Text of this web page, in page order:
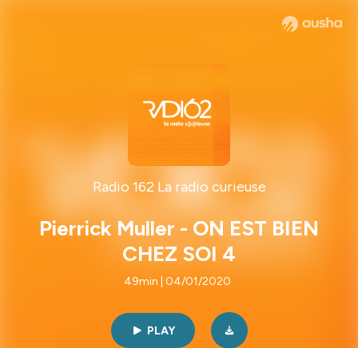
Radio 162 La radio curieuse
Pierrick Muller - ON EST BIEN
CHEZ SOI 4
49min | 04/01/2020
PLAY